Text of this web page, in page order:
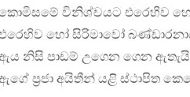
විනිශ්චයට එරෙහිව
හෝ සිරිමාවෝ
නිසි පාඩම් උගෙන ගෙන ඇතැයි
ප‍්‍රජා අයිතීන් යළි ස්ථාපිත